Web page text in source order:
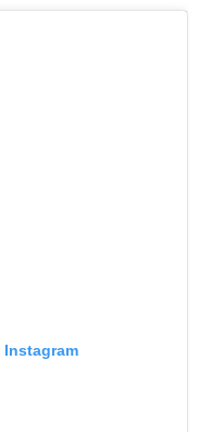
Instagram